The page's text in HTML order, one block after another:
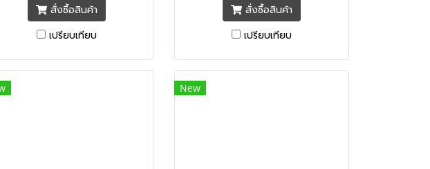
สั่งซื้อสินค้า
เปรียบเทียบ
สั่งซื้อสินค้า
เปรียบเทียบ
New